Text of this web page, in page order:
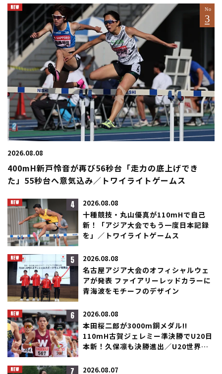
2026.08.08
400mH新戸怜音が再び56秒台「走力の底上げでき
た」55秒台へ意気込み／トワイライトゲームス
4 2026.08.08
十種競技・丸山優真が110mHで自己
新！「アジア大会でもう一度日本記録
を」／トワイライトゲームス
5 2026.08.08
名古屋アジア大会のオフィシャルウェ
アが発表 ファイアリーレッドカラーに
青海波をモチーフのデザイン
6 2026.08.08
本田桜二郎が3000m銅メダル!!
110mH古賀ジェレミー準決勝でU20日
本新！久保凛も決勝進出／U20世界選
7 2026.08.07